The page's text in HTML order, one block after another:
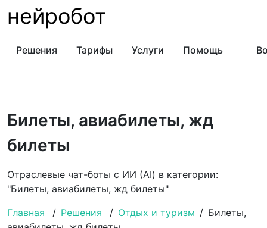
нейробот
Решения Тарифы Услуги Помощь
Билеты, авиабилеты, жд
билеты
Отраслевые чат-боты с ИИ (AI) в категории:
"Билеты, авиабилеты, жд билеты"
Главная
/ Решения / Отдых и туризм / Билеты,